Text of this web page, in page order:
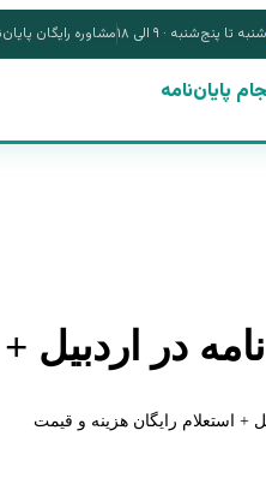
شنبه تا پنج‌شنبه · ۹ الی ۱۸ مشاوره رایگان
پایان‌نامه
نامه در